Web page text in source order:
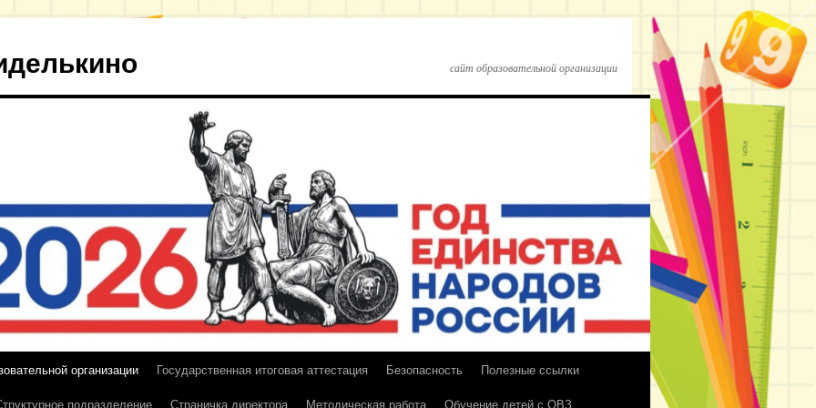
сайт образовательной организации
организации Государственная итоговая аттестация Безопасность
Полезные ссылки
подразделение Страничка директора Методическая работа
Обучение детей с ОВЗ